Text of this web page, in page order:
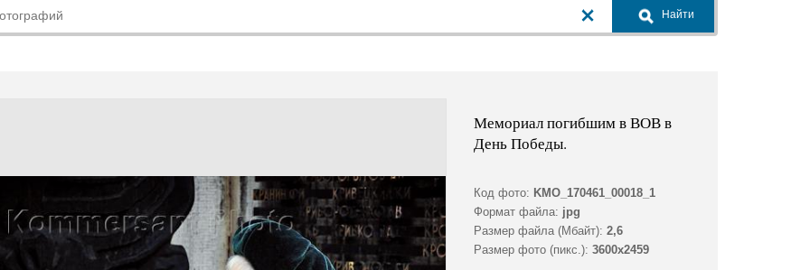
Найти
Мемориал погибшим в ВОВ в
День Победы.
Код фото: KMO_170461_00018_1
Формат файла: jpg
Размер файла (Мбайт): 2,6
Размер фото (пикс.): 3600x2459